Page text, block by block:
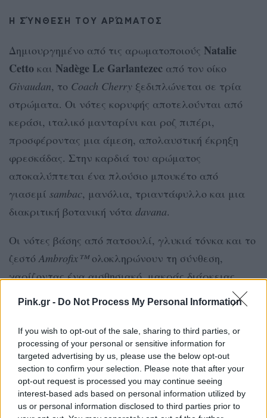
Pink.gr - Do Not Process My Personal Information
If you wish to opt-out of the sale, sharing to third parties, or
processing of your personal or sensitive information for
targeted advertising by us, please use the below opt-out
section to confirm your selection. Please note that after your
opt-out request is processed you may continue seeing
interest-based ads based on personal information utilized by
us or personal information disclosed to third parties prior to
Η ΣΎΝΘΕΣΗ ΤΟΥ ΑΡΏΜΑΤΟΣ
Δημιουργημένο από τις αρωματοποιούς Natalie
Cetto και Nadège Le Garlantezec από τον οίκο
Givaudan, το Coach Cherry ξεδιπλώνεται σε τρία
στρώματα. Οι νότες κορυφής αποτελούνται από
κεράσι, ιταλικό μανταρίνι και ροζ πιπέρι,
προσφέροντας μια άμεση, απολαυστική έκρηξη
φρεσκάδας. Στην καρδιά του αρώματος
αποκαλύπτεται ένα πλούσιο μπουκέτο από
γιασεμί sambac, μανόλια, τριαντάφυλλο και μια
διακριτική βοτανική νότα davana.
Οι νότες βάσης από πατσουλί, γλυκιά τόνκα και το
ζεστόAmbrofix™ολοκληρώνουν τη σύνθεση,
χαρίζοντας ένα αισθησιακό, μακράς διάρκειας
λαμπερό και τολμηρό, με μια
που παραμένει αναμφίβολα σύγχρονο.
ΤΟ ΜΠΟΥΚΆΛΙ ΚΑΙ Η ΣΥΣΚΕΥΑΣΊΑ
Το φλακόνι του Coach Cherryαποτελεί από μόνο
του ένα κομμάτι τέχνης. Σε βαθιά κόκκινη